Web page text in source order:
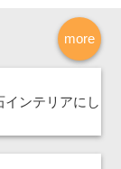
more
ンテリアにし